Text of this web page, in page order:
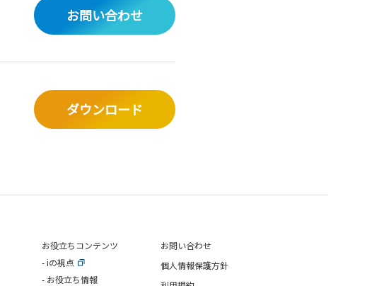
お問い合わせ
ダウンロード
お役立ちコンテンツ
iの視点
お役立ち情報
お問い合わせ
個人情報保護方針